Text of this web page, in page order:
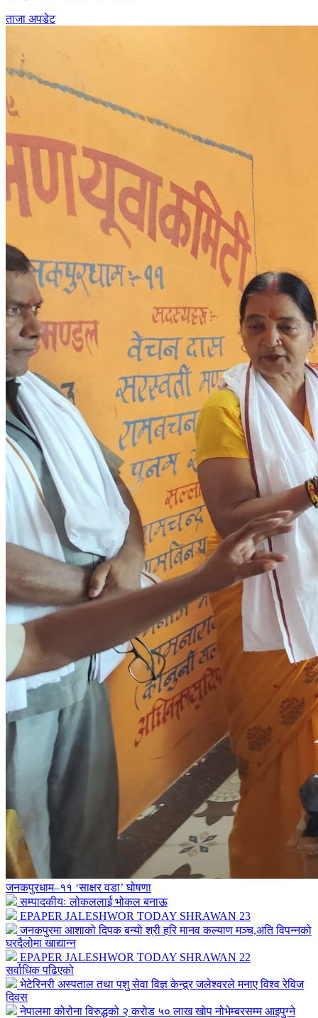
ताजा अपडेट
जनकपुरधाम–११ ‘साक्षर वडा’ घोषणा
सम्पादकीयः लोकललाई भोकल बनाऊ
EPAPER JALESHWOR TODAY SHRAWAN 23
जनकपुरमा आशाको दिपक बन्यो श्री हरि मानव कल्याण मञ्च,अति विपन्नको
घरदैलोमा खाद्यान्न
EPAPER JALESHWOR TODAY SHRAWAN 22
सर्वाधिक पढिएको
भेटेरिनरी अस्पताल तथा पशु सेवा विज्ञ केन्द्र्र जलेश्वरले मनाए विश्व रेविज
दिवस
नेपालमा कोरोना विरुद्धको २ करोड ५० लाख खोप नोभेम्बरसम्म आइपुग्ने